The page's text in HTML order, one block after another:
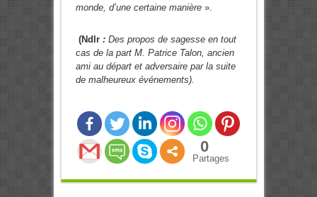
monde, d’une certaine manière ».
(Ndlr :Des propos de sagesse en tout
cas de la part M. Patrice Talon, ancien
ami au départ et adversaire par la suite
de malheureux événements).
0
Partages